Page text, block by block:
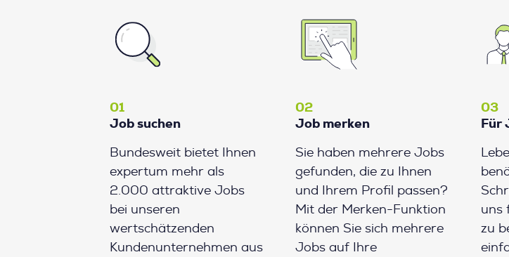
01
Job suchen
Bundesweit bietet Ihnen
expertum mehr als
2.000 attraktive Jobs
bei unseren
wertschätzenden
Kundenunternehmen aus
02
Job merken
Sie haben mehrere Jobs
gefunden, die zu Ihnen
und Ihrem Profil passen?
Mit der Merken-Funktion
können Sie sich mehrere
Jobs auf Ihre
03
Für
uns
zu